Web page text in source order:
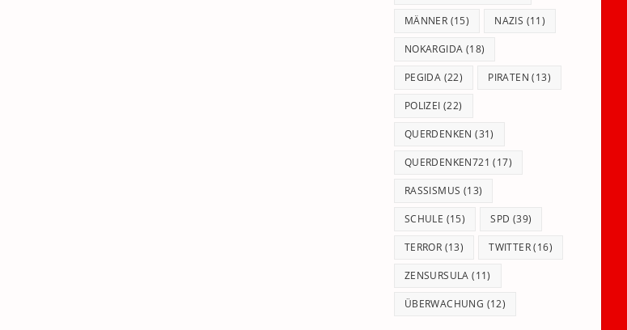
MÄNNER (15) NAZIS (11)
NOKARGIDA (18)
PEGIDA (22) PIRATEN (13)
POLIZEI (22)
QUERDENKEN (31)
QUERDENKEN721 (17)
RASSISMUS (13)
SCHULE (15) SPD (39)
TERROR (13) TWITTER(16)
ZENSURSULA (11)
ÜBERWACHUNG (12)